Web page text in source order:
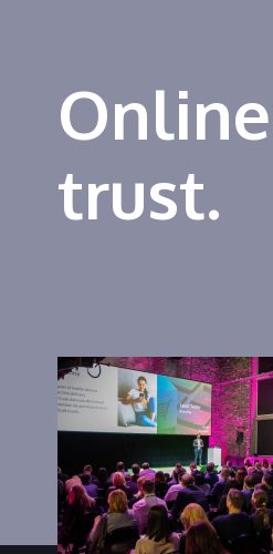
trust.